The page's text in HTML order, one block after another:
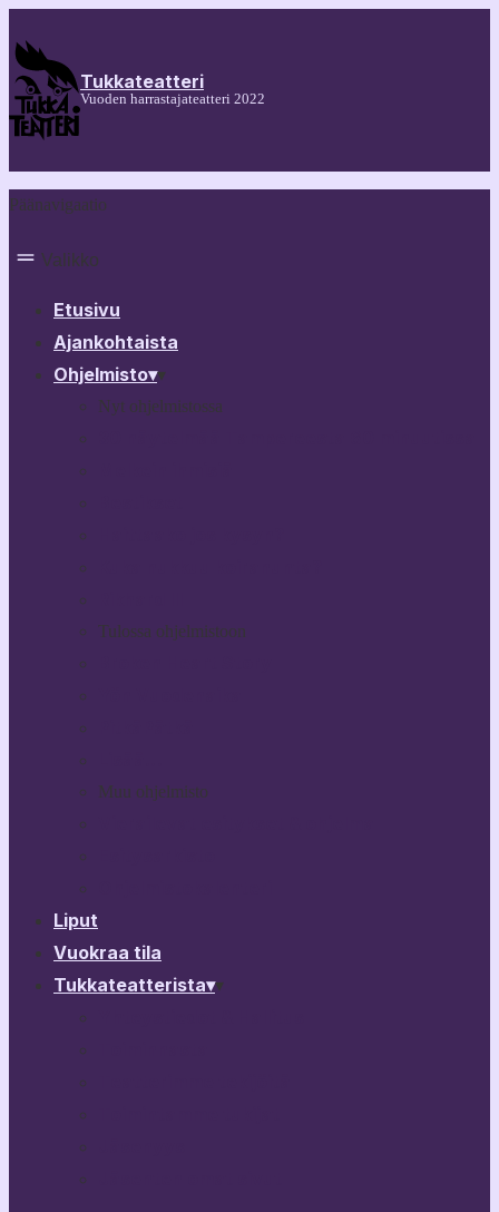
Tukkateatteri
Vuoden harrastajateatteri 2022
Päänavigaatio
Valikko
Etusivu
Ajankohtaista
Ohjelmisto▾▾
Nyt ohjelmistossa
Tulossa ohjelmistoon
Muu ohjelmisto
Liput
Vuokraa tila
Tukkateatterista▾▾